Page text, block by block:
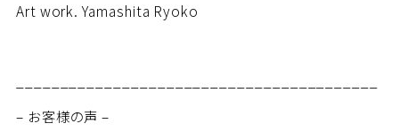
Art work. Yamashita Ryoko
– お客様の声 –